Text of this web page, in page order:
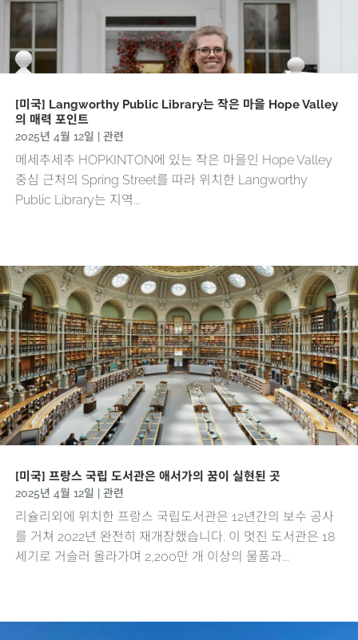
[미국] Langworthy Public Library는 작은 마을 Hope Valley
의 매력 포인트
2025년 4월 12일 관련
메세추세추 HOPKINTON에 있는 작은 마을인 Hope Valley
중심 근처의 Spring Street를 따라 위치한 Langworthy
Public Library는 지역...
[미국] 프랑스 국립 도서관은 애서가의 꿈이 실현된 곳
2025년 4월 12일 관련
리슐리외에 위치한 프랑스 국립도서관은 12년간의 보수 공사
를 거쳐 2022년 완전히 재개장했습니다. 이 멋진 도서관은 18
세기로 거슬러 올라가며 2,200만 개 이상의 물품과...